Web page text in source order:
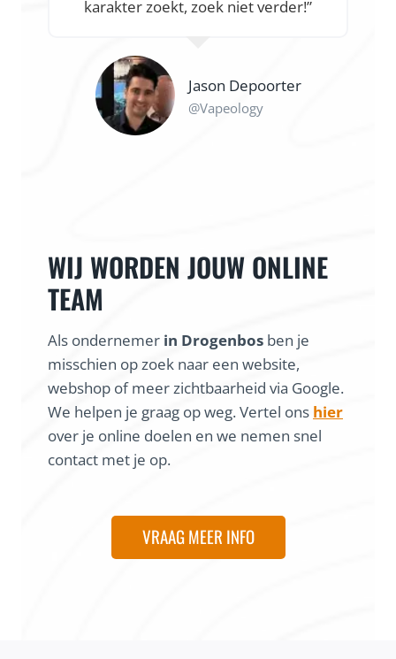
karakter zoekt, zoek niet verder!”
Jason Depoorter
@Vapeology
WIJ WORDEN JOUW ONLINE
TEAM
Als ondernemer in Drogenbos ben je
misschien op zoek naar een website,
webshop of meer zichtbaarheid via Google.
We helpen je graag op weg. Vertel ons hier
over je online doelen en we nemen snel
contact met je op.
VRAAG MEER INFO